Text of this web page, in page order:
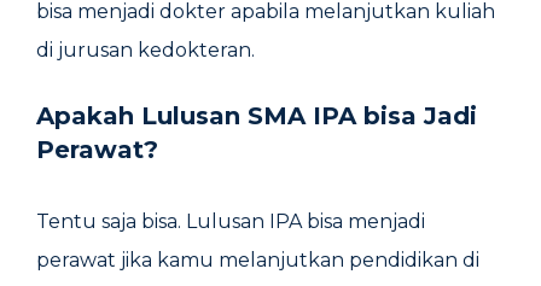
bisa menjadi dokter apabila melanjutkan kuliah
di jurusan kedokteran.
Apakah Lulusan SMA IPA bisa Jadi
Perawat?
Tentu saja bisa. Lulusan IPA bisa menjadi
perawat jika kamu melanjutkan pendidikan di